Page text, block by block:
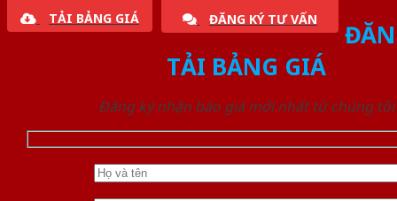
TẢI BẢNG GIÁ ĐĂNG KÝ TƯ VẤN
TẢI BẢNG GIÁ
Đăng ký nhận báo giá mới nhất từ chúng tôi